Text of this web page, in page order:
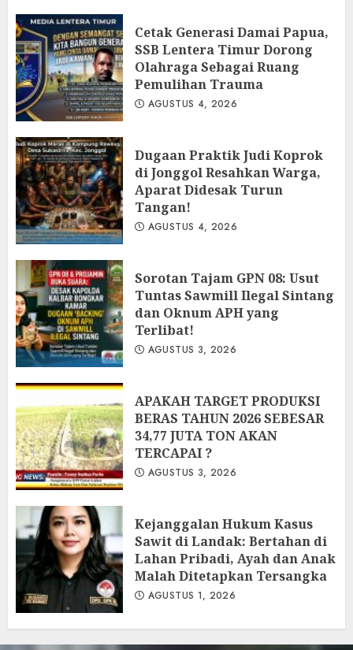
Cetak Generasi Damai Papua,
SSB Lentera Timur Dorong
Olahraga Sebagai Ruang
Pemulihan Trauma
AGUSTUS 4, 2026
Dugaan Praktik Judi Koprok
di Jonggol Resahkan Warga,
Aparat Didesak Turun
Tangan!
AGUSTUS 4, 2026
‎Sorotan Tajam GPN 08: Usut
Tuntas Sawmill Ilegal Sintang
dan Oknum APH yang
Terlibat!
AGUSTUS 3, 2026
APAKAH TARGET PRODUKSI
BERAS TAHUN 2026 SEBESAR
34,77 JUTA TON AKAN
TERCAPAI ?
AGUSTUS 3, 2026
Kejanggalan Hukum Kasus
Sawit di Landak: Bertahan di
Lahan Pribadi, Ayah dan Anak
Malah Ditetapkan Tersangka
AGUSTUS 1, 2026